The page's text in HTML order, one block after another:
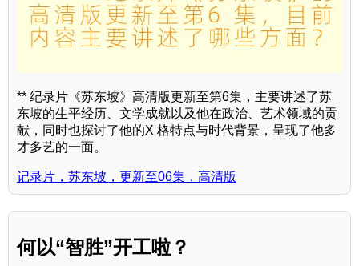
** 纪录片《苏东坡》高清版更新至第6集，主要讲述了苏
东坡的生平经历、文学成就以及他在政治、艺术领域的贡
献，同时也探讨了他的X 格特点与时代背景，呈现了他多
才多艺的一面。
记录片，苏东坡，更新至06集，高清版
何以“智胜”开工啦？